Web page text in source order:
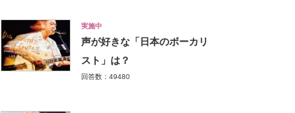
実施中
声が好きな「日本のボーカリ
スト」は？
回答数：49480